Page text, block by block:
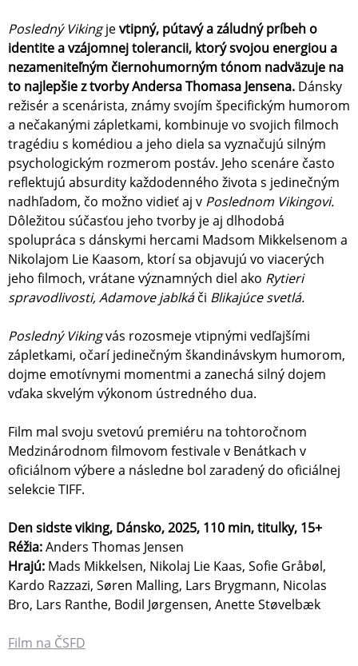
Posledný Vikingjevtipný, pútavý a záludný príbeh o
identite a vzájomnej tolerancii, ktorý svojou energiou a
nezameniteľným čiernohumorným tónom nadväzuje na
to najlepšie z tvorby Andersa Thomasa Jensena. Dánsky
režisér a scenárista, známy svojím špecifickým humorom
a nečakanými zápletkami, kombinuje vo svojich filmoch
tragédiu s komédiou a jeho diela sa vyznačujú silným
psychologickým rozmerom postáv. Jeho scenáre často
reflektujú absurdity každodenného života s jedinečným
nadhľadom, čo možno vidieť aj v Poslednom Vikingovi.
Dôležitou súčasťou jeho tvorby je aj dlhodobá
spolupráca s dánskymi hercami Madsom Mikkelsenom a
Nikolajom Lie Kaasom, ktorí sa objavujú vo viacerých
jeho filmoch, vrátane významných diel ako Rytieri
spravodlivosti, Adamove jablkáči Blikajúce svetlá.
Posledný Vikingvás rozosmeje vtipnými vedľajšími
zápletkami, očarí jedinečným škandinávskym humorom,
dojme emotívnymi momentmi a zanechá silný dojem
vďaka skvelým výkonom ústredného dua.
Film mal svoju svetovú premiéru na tohtoročnom
Medzinárodnom filmovom festivale v Benátkach v
oficiálnom výbere a následne bol zaradený do oficiálnej
selekcie TIFF.
Den sidste viking, Dánsko, 2025, 110 min, titulky, 15+
Réžia:Anders Thomas Jensen
Hrajú: Mads Mikkelsen, Nikolaj Lie Kaas, Sofie Gråbøl,
Kardo Razzazi, Søren Malling, Lars Brygmann, Nicolas
Bro, Lars Ranthe, Bodil Jørgensen, Anette Støvelbæk
Film na ČSFD